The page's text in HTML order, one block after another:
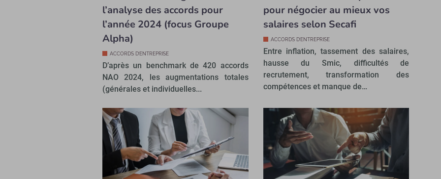
l’analyse des accords pour
l’année 2024 (focus Groupe
Alpha)
ACCORDS D’ENTREPRISE
D’après un benchmark de 420 accords
NAO 2024, les augmentations totales
(générales et individuelles...
pour négocier au mieux vos
salaires selon Secafi
ACCORDS D’ENTREPRISE
Entre inflation, tassement des salaires,
hausse du Smic, difficultés de
recrutement, transformation des
compétences et manque de…